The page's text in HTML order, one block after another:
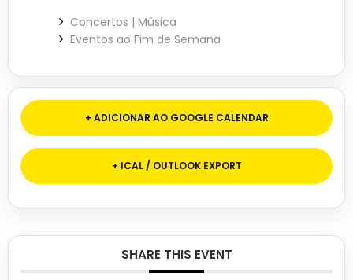
Concertos | Música
Eventos ao Fim de Semana
+ ADICIONAR AO GOOGLE CALENDAR
+ ICAL / OUTLOOK EXPORT
SHARE THIS EVENT